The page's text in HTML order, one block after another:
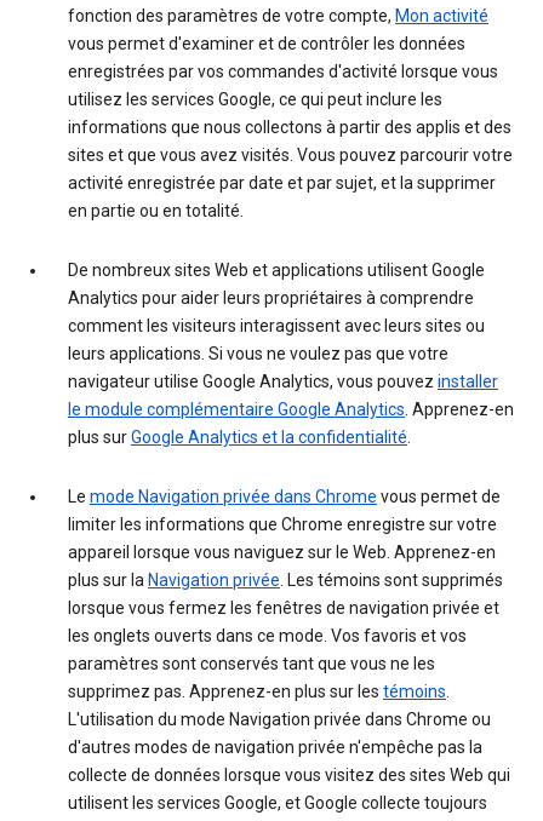
fonction des paramètres de votre compte, Mon activité
vous permet d'examiner et de contrôler les données
enregistrées par vos commandes d'activité lorsque vous
utilisez les services Google, ce qui peut inclure les
informations que nous collectons à partir des applis et des
sites et que vous avez visités. Vous pouvez parcourir votre
activité enregistrée par date et par sujet, et la supprimer
en partie ou en totalité.
De nombreux sites Web et applications utilisent Google
Analytics pour aider leurs propriétaires à comprendre
comment les visiteurs interagissent avec leurs sites ou
leurs applications. Si vous ne voulez pas que votre
navigateur utilise Google Analytics, vous pouvez installer
le module complémentaire Google Analytics. Apprenez-en
plus surGoogle Analytics et la confidentialité.
Le mode Navigation privée dans Chrome vous permet de
limiter les informations que Chrome enregistre sur votre
appareil lorsque vous naviguez sur le Web. Apprenez-en
plus sur la Navigation privée. Les témoins sont supprimés
lorsque vous fermez les fenêtres de navigation privée et
les onglets ouverts dans ce mode. Vos favoris et vos
paramètres sont conservés tant que vous ne les
supprimez pas. Apprenez-en plus sur les témoins.
L'utilisation du mode Navigation privée dans Chrome ou
d'autres modes de navigation privée n'empêche pas la
collecte de données lorsque vous visitez des sites Web qui
utilisent les services Google, et Google collecte toujours